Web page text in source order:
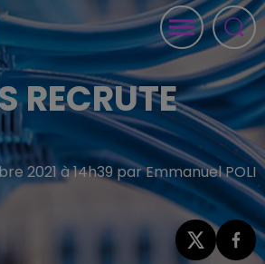
RECRUTE
2021 à 14h39 par Emmanuel POLI